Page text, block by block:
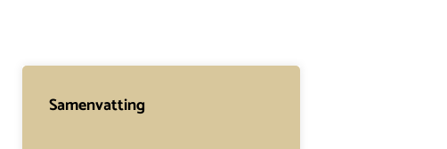
Samenvatting